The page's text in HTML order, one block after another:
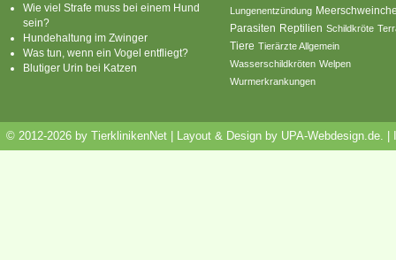
Wie viel Strafe muss bei einem Hund
sein?
Hundehaltung im Zwinger
Was tun, wenn ein Vogel entfliegt?
Blutiger Urin bei Katzen
Lungenentzündung
Parasiten Reptilien Schildkröte
Tiere Tierärzte Allgemein
Wasserschildkröten Welpen
Wurmerkrankungen
© 2012-2026 by TierklinikenNet | Layout & Design by UPA-Webdesign.de.